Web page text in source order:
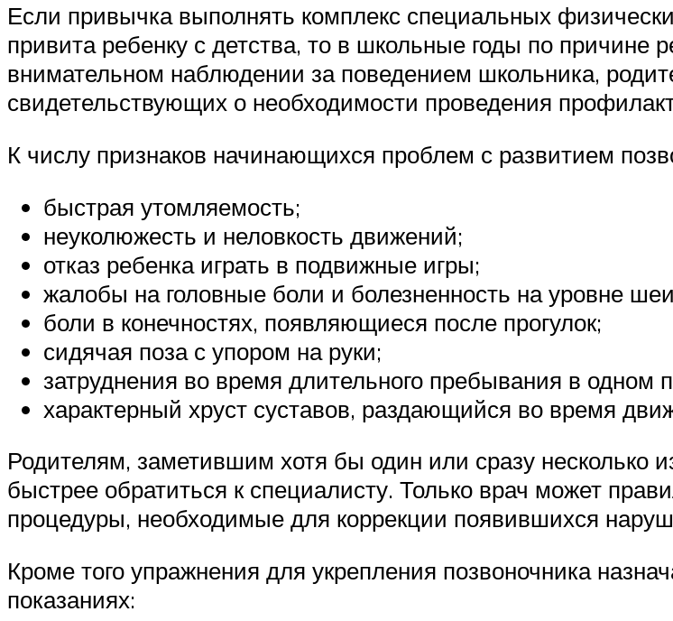
Если привычка выполнять комплекс специальных
привита ребенку с детства, то в школьные годы по причине
внимательном наблюдении за поведением школьника,
свидетельствующих о необходимости проведения
К числу признаков начинающихся проблем с развитием
быстрая утомляемость;
неуколюжесть и неловкость движений;
отказ ребенка играть в подвижные игры;
жалобы на головные боли и болезненность на уровне
боли в конечностях, появляющиеся после прогулок;
сидячая поза с упором на руки;
затруднения во время длительного пребывания в одном
характерный хруст суставов, раздающийся во время
Родителям, заметившим хотя бы один или сразу несколько
быстрее обратиться к специалисту. Только врач может
процедуры, необходимые для коррекции появившихся
Кроме того упражнения для укрепления позвоночника
показаниях: